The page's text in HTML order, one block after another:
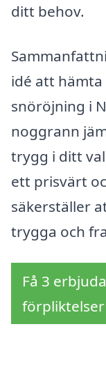
ditt behov.
idé att
snöröjning i
noggrann
trygg i ditt
ett prisvärt
säkerställer
trygga och
Få 3
förpliktelser